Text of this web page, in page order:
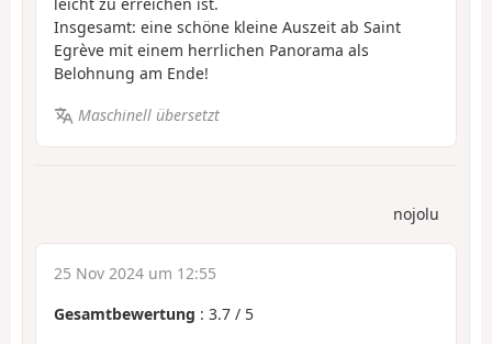
Insgesamt: eine schöne kleine Auszeit ab Saint
Egrève mit einem herrlichen Panorama als
Belohnung am Ende!
Maschinell übersetzt
nojolu
25 Nov 2024 um 12:55
Gesamtbewertung : 3.7 / 5